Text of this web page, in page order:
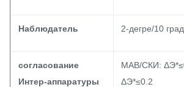
Наблюдатель 2-дегре/10
согласование
Интер-аппаратуры
МАВ/СКИ:
ΔЭ*≤0.2